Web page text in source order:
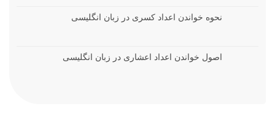
نحوه خواندن اعداد کسری در زبان انگلیسی
اصول خواندن اعداد اعشاری در زبان انگلیسی